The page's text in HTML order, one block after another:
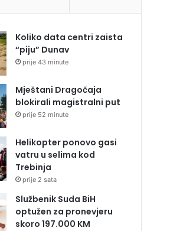
Koliko data centri zaista
“piju” Dunav
prije 43 minute
Mještani Dragočaja
blokirali magistralni put
prije 52 minute
Helikopter ponovo gasi
vatru u selima kod
Trebinja
prije 2 sata
Službenik Suda BiH
optužen za pronevjeru
skoro 197.000 KM